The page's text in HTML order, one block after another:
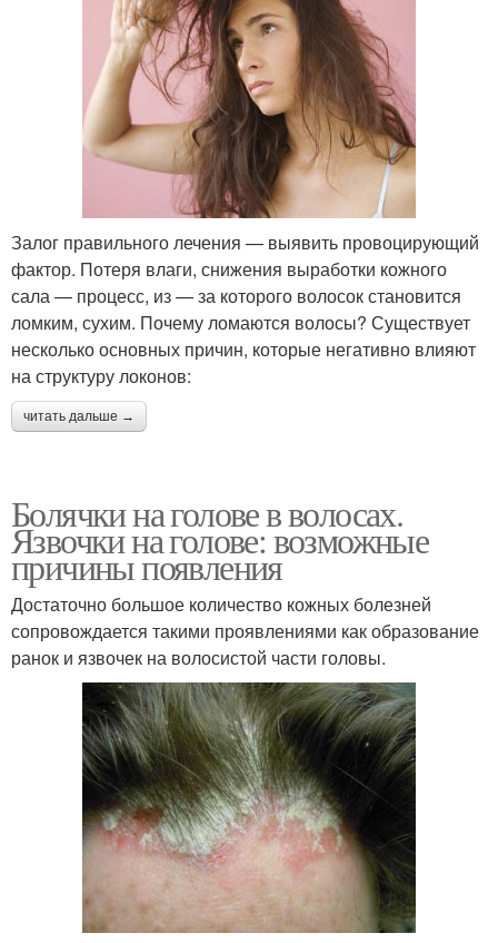
Залог правильного лечения — выявить провоцирующий
фактор. Потеря влаги, снижения выработки кожного
сала — процесс, из — за которого волосок становится
ломким, сухим. Почему ломаются волосы? Существует
несколько основных причин, которые негативно влияют
на структуру локонов:
читать дальше →
Болячки на голове в волосах.
Язвочки на голове: возможные
причины появления
Достаточно большое количество кожных болезней
сопровождается такими проявлениями как образование
ранок и язвочек на волосистой части головы.